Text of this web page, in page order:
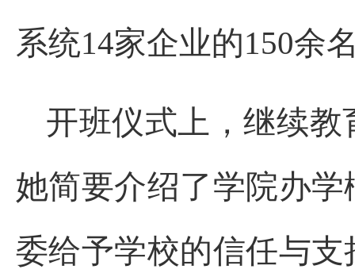
系统14家企业的150余
开班仪式上，继续
她简要介绍了学院办
委给予学校的信任与